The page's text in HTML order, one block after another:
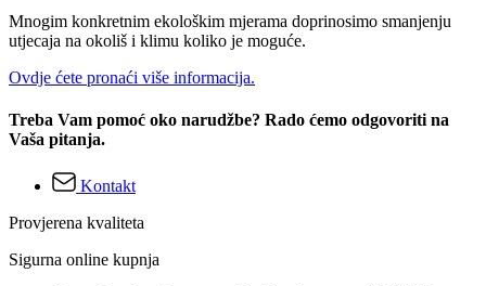
Mnogim konkretnim ekološkim mjerama doprinosimo smanjenju
utjecaja na okoliš i klimu koliko je moguće.
Ovdje ćete pronaći više informacija.
Treba Vam pomoć oko narudžbe? Rado ćemo odgovoriti na
Vaša pitanja.
Kontakt
Provjerena kvaliteta
Sigurna online kupnja